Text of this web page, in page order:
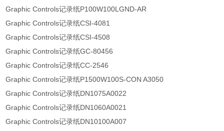
Graphic Controls记录纸P100W100LGND-AR
Graphic Controls记录纸CSI-4081
Graphic Controls记录纸CSI-4508
Graphic Controls记录纸GC-80456
Graphic Controls记录纸CC-2546
Graphic Controls记录纸P1500W100S-CON A3050
Graphic Controls记录纸DN1075A0022
Graphic Controls记录纸DN1060A0021
Graphic Controls记录纸DN10100A007